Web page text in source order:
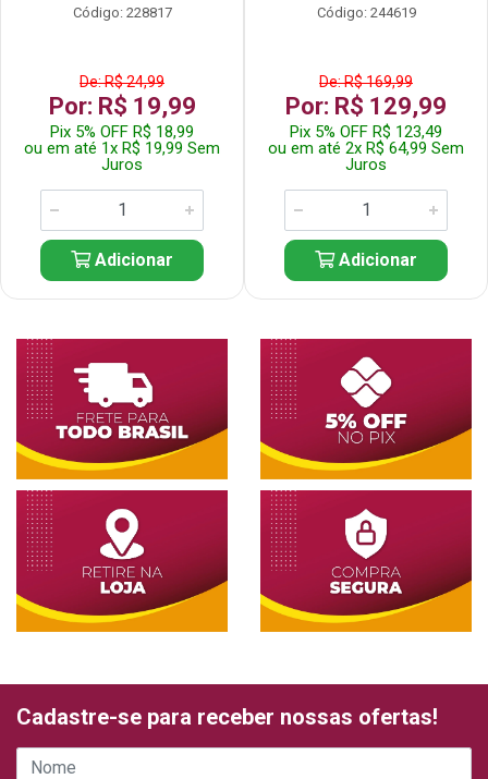
Código: 228817
De: R$ 24,99
Por: R$ 19,99
Pix 5% OFF R$ 18,99
ou em até 1x R$ 19,99 Sem
Juros
Adicionar
Código: 244619
De: R$ 169,99
Por: R$ 129,99
Pix 5% OFF R$ 123,49
ou em até 2x R$ 64,99 Sem
Juros
Adicionar
Cadastre-se para receber nossas ofertas!